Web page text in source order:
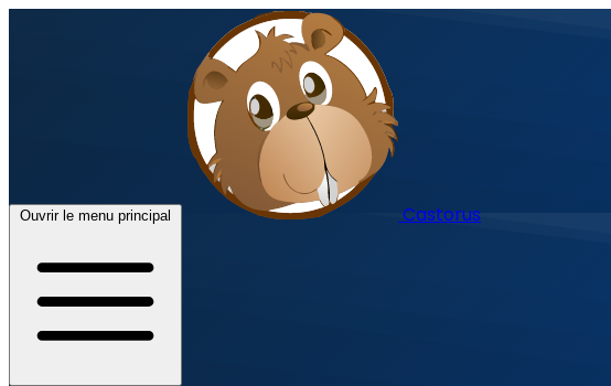
Ouvrir le menu principal Castorus